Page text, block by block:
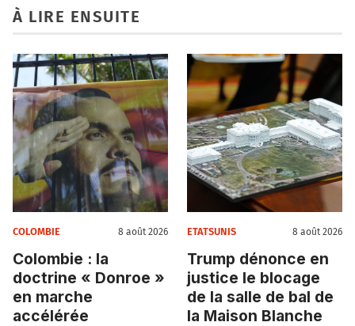
À LIRE ENSUITE
COLOMBIE 8 août 2026
Colombie : la
doctrine « Donroe »
en marche
accélérée
ETATSUNIS 8 août 2026
Trump dénonce en
justice le blocage
de la salle de bal de
la Maison Blanche